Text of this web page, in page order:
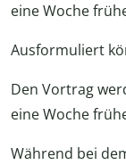
eine Woche
Ausformuliert
Den Vortrag
eine Woche
Während bei